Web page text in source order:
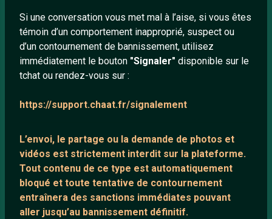
Si une conversation vous met mal à l’aise, si vous êtes
témoin d’un comportement inapproprié, suspect ou
d’un contournement de bannissement, utilisez
immédiatement le bouton "Signaler" disponible sur le
tchat ou rendez-vous sur :
https://support.chaat.fr/signalement
L’envoi, le partage ou la demande de photos et
vidéos est strictement interdit sur la plateforme.
Tout contenu de ce type est automatiquement
bloqué et toute tentative de contournement
entraînera des sanctions immédiates pouvant
aller jusqu’au bannissement définitif.
À PROPOS
Conditions générales
À propos
Mentions légales
Protection mineurs
Blog
Salons de discussion
Communauté